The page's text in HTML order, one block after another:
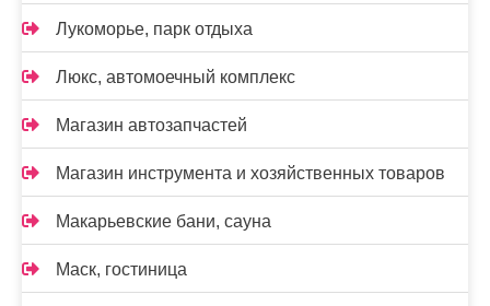
Лукоморье, парк отдыха
Люкс, автомоечный комплекс
Магазин автозапчастей
Магазин инструмента и хозяйственных товаров
Макарьевские бани, сауна
Маск, гостиница